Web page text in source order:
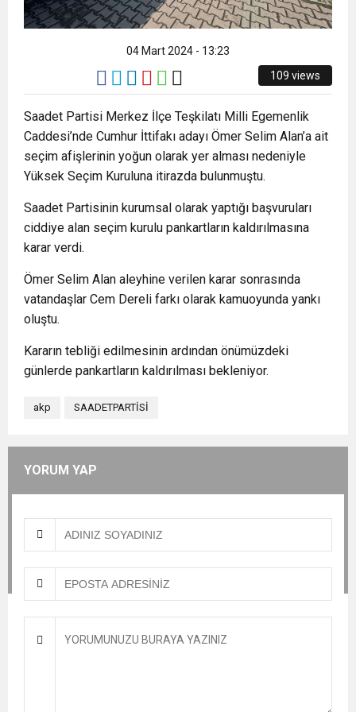
ZİYARET ETTİ.
04 Mart 2024 - 13:23
109 views
Saadet Partisi Merkez İlçe Teşkilatı Milli Egemenlik
Caddesi’nde Cumhur İttifakı adayı Ömer Selim Alan’a ait
seçim afişlerinin yoğun olarak yer alması nedeniyle
Yüksek Seçim Kuruluna itirazda bulunmuştu.
Saadet Partisinin kurumsal olarak yaptığı başvuruları
ciddiye alan seçim kurulu pankartların kaldırılmasına
karar verdi.
Ömer Selim Alan aleyhine verilen karar sonrasında
vatandaşlar Cem Dereli farkı olarak kamuoyunda yankı
oluştu.
Kararın tebliği edilmesinin ardından önümüzdeki
günlerde pankartların kaldırılması bekleniyor.
akp SAADETPARTİSİ
YORUM YAP